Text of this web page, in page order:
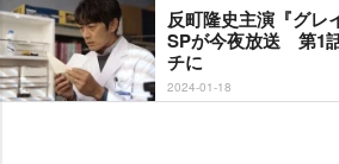
反町隆史主演『グレ
SPが今夜放送 第1
チに
2024-01-18